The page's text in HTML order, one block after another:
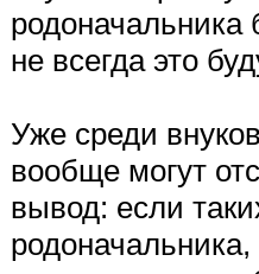
родоначальника
не всегда это
Уже среди
вообще могут
вывод: если